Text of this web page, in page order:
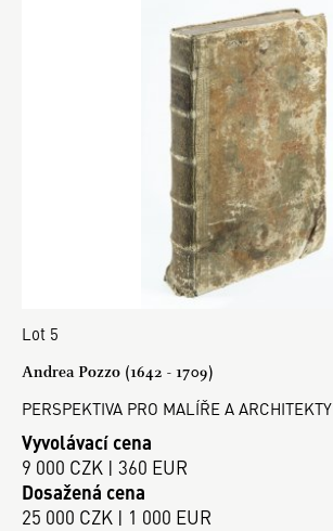
Lot 5
Andrea Pozzo (1642 - 1709)
PERSPEKTIVA PRO MALÍŘE A ARCHITEKTY
Vyvolávací cena
9 000 CZK | 360 EUR
Dosažená cena
25 000 CZK | 1 000 EUR